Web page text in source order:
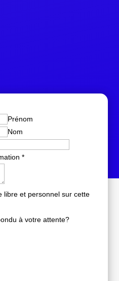
Prénom
Nom
*
libre et personnel sur cette
à votre attente?